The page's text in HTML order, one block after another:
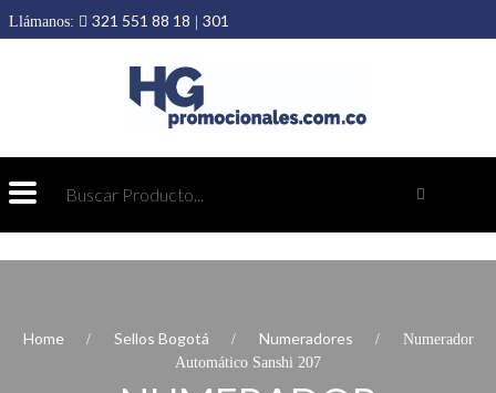
Llámanos: 321 551 88 18
301
403 19 89
432 69 98
Home Sellos Bogotá Numeradores
Numerador
Automático Sanshi 207